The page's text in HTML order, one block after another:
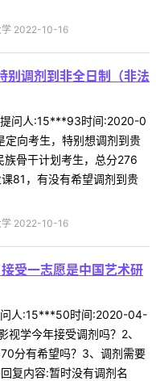
学 2022-10-16
别调剂到非全日制（非法
提问人:15***93时间:2020-0
向考生，特别想调剂到贵
骨干计划考生，总分276
81，有没有希望调剂到贵
学 2022-10-16
受一志愿是中国艺术研
问人:15***50时间:2020-04-
视学今年接受调剂吗？2、
分有希望吗？3、调剂需要
复内容:暂时没有调剂名